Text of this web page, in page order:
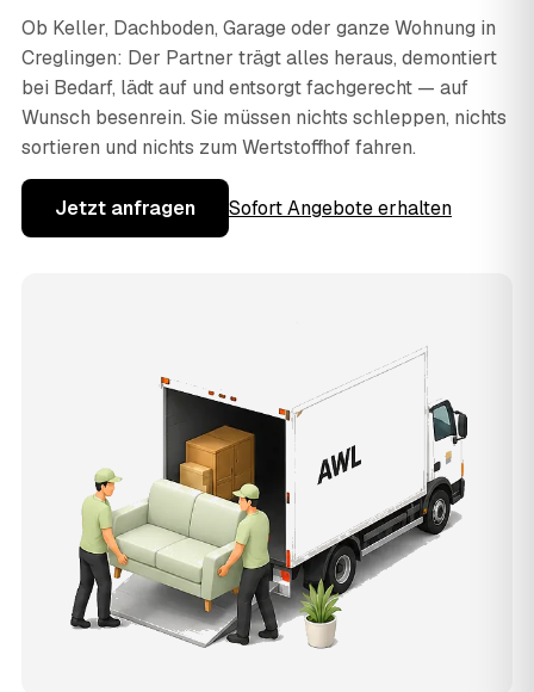
Ob Keller, Dachboden, Garage oder ganze Wohnung in
Creglingen: Der Partner trägt alles heraus, demontiert
bei Bedarf, lädt auf und entsorgt fachgerecht — auf
Wunsch besenrein. Sie müssen nichts schleppen, nichts
sortieren und nichts zum Wertstoffhof fahren.
Jetzt anfragen Sofort Angebote erhalten